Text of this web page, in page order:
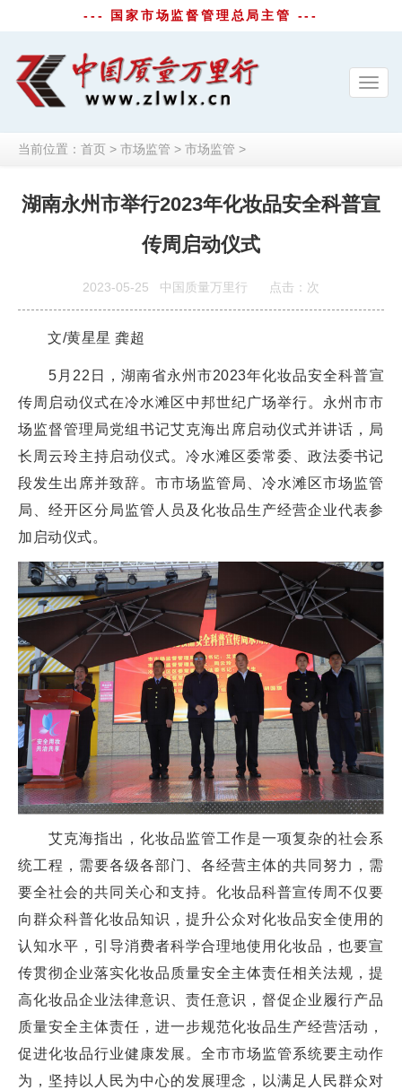
--- 国家市场监督管理总局主管 ---
当前位置： 首页 > 市场监管 > 市场监管 >
湖南永州市举行2023年化妆品安全科普宣
传周启动仪式
2023-05-25 中国质量万里行 点击： 次
文/黄星星 龚超
5月22日，湖南省永州市2023年化妆品安全科普宣
传周启动仪式在冷水滩区中邦世纪广场举行。永州市市
场监督管理局党组书记艾克海出席启动仪式并讲话，局
长周云玲主持启动仪式。冷水滩区委常委、政法委书记
段发生出席并致辞。市市场监管局、冷水滩区市场监管
局、经开区分局监管人员及化妆品生产经营企业代表参
加启动仪式。
艾克海指出，化妆品监管工作是一项复杂的社会系
统工程，需要各级各部门、各经营主体的共同努力，需
要全社会的共同关心和支持。化妆品科普宣传周不仅要
向群众科普化妆品知识，提升公众对化妆品安全使用的
认知水平，引导消费者科学合理地使用化妆品，也要宣
传贯彻企业落实化妆品质量安全主体责任相关法规，提
高化妆品企业法律意识、责任意识，督促企业履行产品
质量安全主体责任，进一步规范化妆品生产经营活动，
促进化妆品行业健康发展。全市市场监管系统要主动作
为，坚持以人民为中心的发展理念，以满足人民群众对